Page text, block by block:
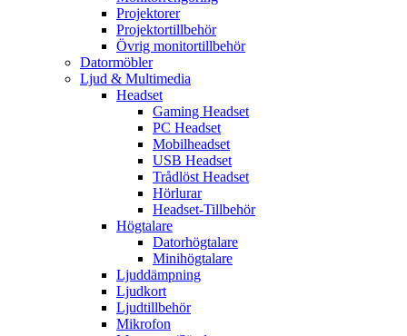
Projektorer
Projektortillbehör
Övrig monitortillbehör
Datormöbler
Ljud & Multimedia
Headset
Gaming Headset
PC Headset
Mobilheadset
USB Headset
Trådlöst Headset
Hörlurar
Headset-Tillbehör
Högtalare
Datorhögtalare
Minihögtalare
Ljuddämpning
Ljudkort
Ljudtillbehör
Mikrofon